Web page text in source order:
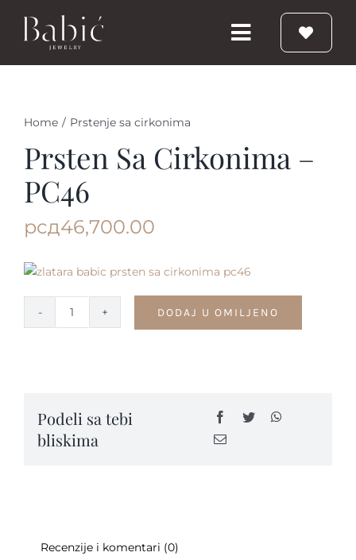
Toggle
Navigation
Prstenje
Nakit
Home / Prstenje sa cirkonima
Prsten Sa Cirkonima –
PC46
рсд46,700.00
Prsten
quantity
DODAJ U OMILJENO
Podeli sa tebi
bliskima
Recenzije i komentari (0)